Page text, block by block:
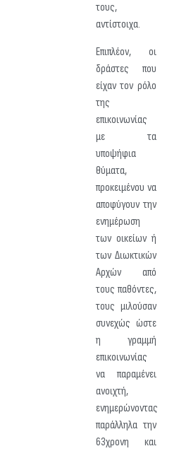
τους,
αντίστοιχα.
Επιπλέον, οι
δράστες που
είχαν τον ρόλο
της
επικοινωνίας
με τα
υποψήφια
θύματα,
προκειμένου να
αποφύγουν την
ενημέρωση
των οικείων ή
των Διωκτικών
Αρχών από
τους παθόντες,
τους μιλούσαν
συνεχώς ώστε
η γραμμή
επικοινωνίας
να παραμένει
ανοιχτή,
ενημερώνοντας
παράλληλα την
63χρονη και